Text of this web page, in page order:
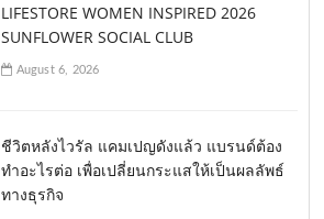
LIFESTORE WOMEN INSPIRED 2026
SUNFLOWER SOCIAL CLUB
August 6, 2026
ชีวิตหลังไวรัล แคมเปญดังแล้ว แบรนด์ต้อง
ทำอะไรต่อ เพื่อเปลี่ยนกระแสให้เป็นผลลัพธ์
ทางธุรกิจ